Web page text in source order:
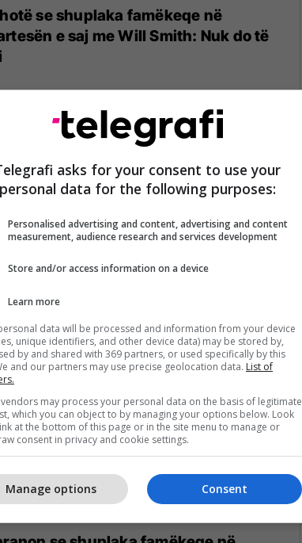
se shuplaka famëkeqe në
e saj me Will Smith: Nuk do të
emrin e vërtetë të tij në një
të habitur sepse emri i tij nuk
ashpër pas akuzave që Will ka
Duane Martin
asks for your consent to use your
personal data for the following purposes:
Personalised advertising and content, advertising and content
measurement, audience research and services development
Store and/or access information on a device
Learn more
data will be processed and information from your device
unique identifiers, and other device data) may be stored by,
by and shared with 369 partners, or used specifically by this
and our partners may use precise geolocation data. List of
vendors may process your personal data on the basis of legitimate
which you can object to by managing your options below. Look
at the bottom of this page or in the site menu to manage or
consent in privacy and cookie settings.
Consent
Manage options